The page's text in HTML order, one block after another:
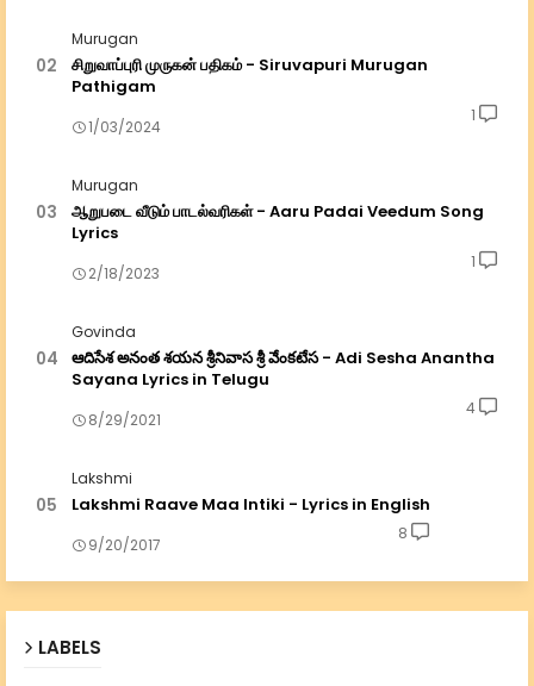
Murugan
சிறுவாப்புரி முருகன் பதிகம் - Siruvapuri Murugan
Pathigam
1/03/2024
1
Murugan
ஆறுபடை வீடும் பாடல்வரிகள் - Aaru Padai Veedum Song
Lyrics
2/18/2023
1
Govinda
ఆదిసేశ అనంత శయన శ్రీనివాస శ్రీ వేంకటేస - Adi Sesha Anantha
Sayana Lyrics in Telugu
8/29/2021
4
Lakshmi
Lakshmi Raave Maa Intiki - Lyrics in English
9/20/2017
8
LABELS